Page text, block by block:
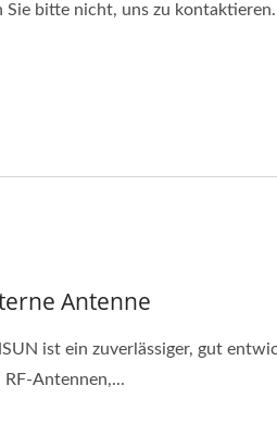
Sie bitte nicht, uns zu kontaktieren.
Antenne
ist ein zuverlässiger, gut
RF-Antennen,...